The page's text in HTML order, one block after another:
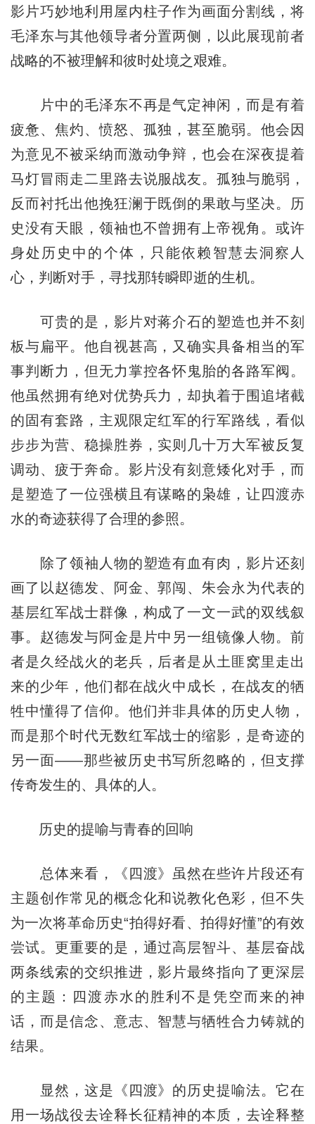
影片巧妙地利用屋内柱子作为画面分割线，将
毛泽东与其他领导者分置两侧，以此展现前者
战略的不被理解和彼时处境之艰难。
片中的毛泽东不再是气定神闲，而是有着
疲惫、焦灼、愤怒、孤独，甚至脆弱。他会因
为意见不被采纳而激动争辩，也会在深夜提着
马灯冒雨走二里路去说服战友。孤独与脆弱，
反而衬托出他挽狂澜于既倒的果敢与坚决。历
史没有天眼，领袖也不曾拥有上帝视角。或许
身处历史中的个体，只能依赖智慧去洞察人
心，判断对手，寻找那转瞬即逝的生机。
可贵的是，影片对蒋介石的塑造也并不刻
板与扁平。他自视甚高，又确实具备相当的军
事判断力，但无力掌控各怀鬼胎的各路军阀。
他虽然拥有绝对优势兵力，却执着于围追堵截
的固有套路，主观限定红军的行军路线，看似
步步为营、稳操胜券，实则几十万大军被反复
调动、疲于奔命。影片没有刻意矮化对手，而
是塑造了一位强横且有谋略的枭雄，让四渡赤
水的奇迹获得了合理的参照。
除了领袖人物的塑造有血有肉，影片还刻
画了以赵德发、阿金、郭闯、朱会永为代表的
基层红军战士群像，构成了一文一武的双线叙
事。赵德发与阿金是片中另一组镜像人物。前
者是久经战火的老兵，后者是从土匪窝里走出
来的少年，他们都在战火中成长，在战友的牺
牲中懂得了信仰。他们并非具体的历史人物，
而是那个时代无数红军战士的缩影，是奇迹的
另一面——那些被历史书写所忽略的，但支撑
传奇发生的、具体的人。
历史的提喻与青春的回响
总体来看，《四渡》虽然在些许片段还有
主题创作常见的概念化和说教化色彩，但不失
为一次将革命历史“拍得好看、拍得好懂”的有效
尝试。更重要的是，通过高层智斗、基层奋战
两条线索的交织推进，影片最终指向了更深层
的主题：四渡赤水的胜利不是凭空而来的神
话，而是信念、意志、智慧与牺牲合力铸就的
结果。
显然，这是《四渡》的历史提喻法。它在
用一场战役去诠释长征精神的本质，去诠释整